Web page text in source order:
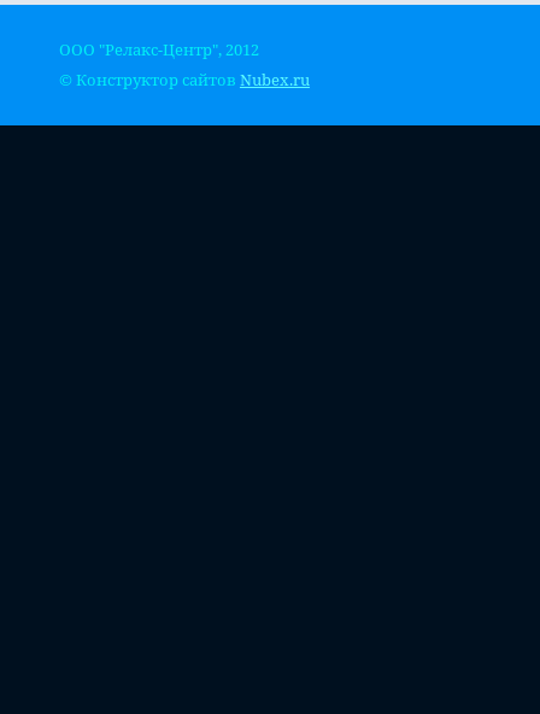
ООО "Релакс-Центр", 2012
© Конструктор сайтов Nubex.ru